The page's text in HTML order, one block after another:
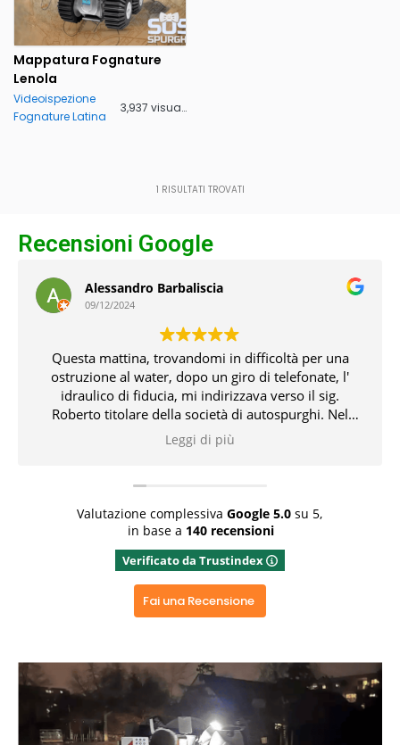
Mappatura Fognature
Lenola
Videoispezione
Fognature Latina
3,937 visualizzazioni
1 RISULTATI TROVATI
Recensioni Google
Alessandro Barbaliscia
09/12/2024
Questa mattina, trovandomi in difficoltà per una
ostruzione al water, dopo un giro di telefonate, l'
idraulico di fiducia, mi indirizzava verso il sig.
Roberto titolare della società di autospurghi. Nel
pomeriggio, il suddetto, unitamente all' idraulico,
risolvevano l' inconveniente che non pochi problemi
conoscenza delle problematiche e delle relative
soluzioni. Bravissimi entrambi 👏👏👏👍
Grazie x aver dedicato del tempo x una recensione
positiva, grazie ancora
Leggi di più
Valutazione complessiva Google 5.0su 5,
in base a 140 recensioni
Verificato da Trustindex
Fai una Recensione